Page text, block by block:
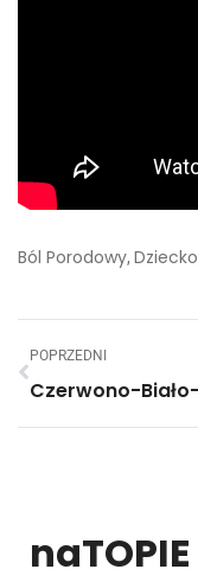
Ból Porodowy, Dziecko
POPRZEDNI
naTOPIE